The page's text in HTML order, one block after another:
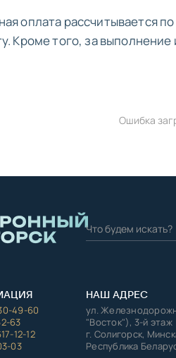
оплата рассчитывается
Кроме того, за
Ошибка
49-60
63
12-12
03
НАШ АДРЕС
ул.
"Восток"), 3-й этаж
г. Солигорск,
Республика